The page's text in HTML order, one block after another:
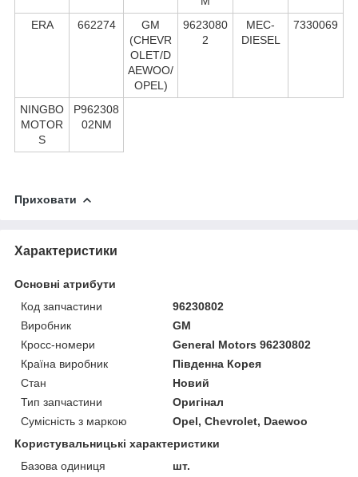
ERA
662274
GM
(CHEVR
OLET/D
AEWOO/
OPEL)
9623080
2
MEC-
DIESEL
7330069
NINGBO
MOTOR
S
P962308
02NM
Приховати
Характеристики
Основні атрибути
Код запчастини
96230802
Виробник
GM
Кросс-номери
General Motors 96230802
Країна виробник
Південна Корея
Стан
Новий
Тип запчастини
Оригінал
Сумісність з маркою
Opel, Chevrolet, Daewoo
Користувальницькі характеристики
Базова одиниця
шт.